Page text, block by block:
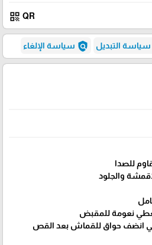
QR
qr_code
سياسة التبديل policy سياسة الإلغاء
للصدا
والجلود
نعومة للمقبض
انضف حواق للقماش بعد القص